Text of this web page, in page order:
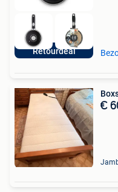
Retourdeal
€